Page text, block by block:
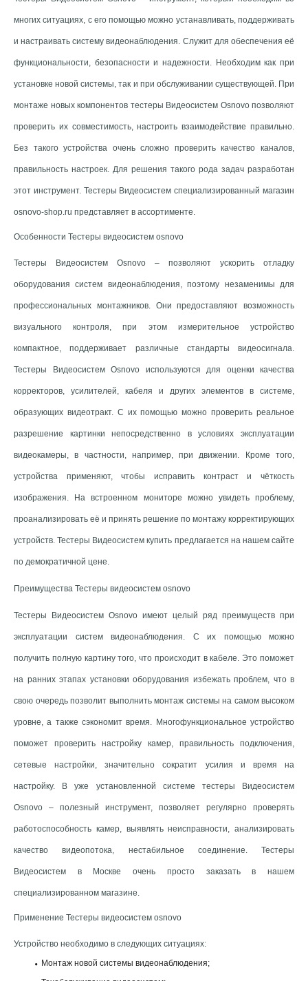
многих ситуациях, с его помощью можно устанавливать, поддерживать
и настраивать систему видеонаблюдения. Служит для обеспечения её
функциональности, безопасности и надежности. Необходим как при
установке новой системы, так и при обслуживании существующей. При
монтаже новых компонентов тестеры Видеосистем Osnovo позволяют
проверить их совместимость, настроить взаимодействие правильно.
Без такого устройства очень сложно проверить качество каналов,
правильность настроек. Для решения такого рода задач разработан
этот инструмент. Тестеры Видеосистем специализированный магазин
osnovo-shop.ru представляет в ассортименте.
Особенности Тестеры видеосистем osnovo
Тестеры Видеосистем Osnovo – позволяют ускорить отладку
оборудования систем видеонаблюдения, поэтому незаменимы для
профессиональных монтажников. Они предоставляют возможность
визуального контроля, при этом измерительное устройство
компактное, поддерживает различные стандарты видеосигнала.
Тестеры Видеосистем Osnovo используются для оценки качества
корректоров, усилителей, кабеля и других элементов в системе,
образующих видеотракт. С их помощью можно проверить реальное
разрешение картинки непосредственно в условиях эксплуатации
видеокамеры, в частности, например, при движении. Кроме того,
устройства применяют, чтобы исправить контраст и чёткость
изображения. На встроенном мониторе можно увидеть проблему,
проанализировать её и принять решение по монтажу корректирующих
устройств. Тестеры Видеосистем купить предлагается на нашем сайте
по демократичной цене.
Преимущества Тестеры видеосистем osnovo
Тестеры Видеосистем Osnovo имеют целый ряд преимуществ при
эксплуатации систем видеонаблюдения. С их помощью можно
получить полную картину того, что происходит в кабеле. Это поможет
на ранних этапах установки оборудования избежать проблем, что в
свою очередь позволит выполнить монтаж системы на самом высоком
уровне, а также сэкономит время. Многофункциональное устройство
поможет проверить настройку камер, правильность подключения,
сетевые настройки, значительно сократит усилия и время на
настройку. В уже установленной системе тестеры Видеосистем
Osnovo – полезный инструмент, позволяет регулярно проверять
работоспособность камер, выявлять неисправности, анализировать
качество видеопотока, нестабильное соединение. Тестеры
Видеосистем в Москве очень просто заказать в нашем
специализированном магазине.
Применение Тестеры видеосистем osnovo
Устройство необходимо в следующих ситуациях:
Монтаж новой системы видеонаблюдения;